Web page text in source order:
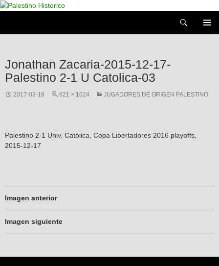
Saltar
Jonathan Zacaria-2015-12-17-
Palestino 2-1 U Catolica-03
2017-03-18 621 × 1024 JUGADORES DE ORIGEN PALESTINO
Palestino 2-1 Univ. Católica, Copa Libertadores 2016 playoffs,
2015-12-17
Imagen anterior
Imagen siguiente